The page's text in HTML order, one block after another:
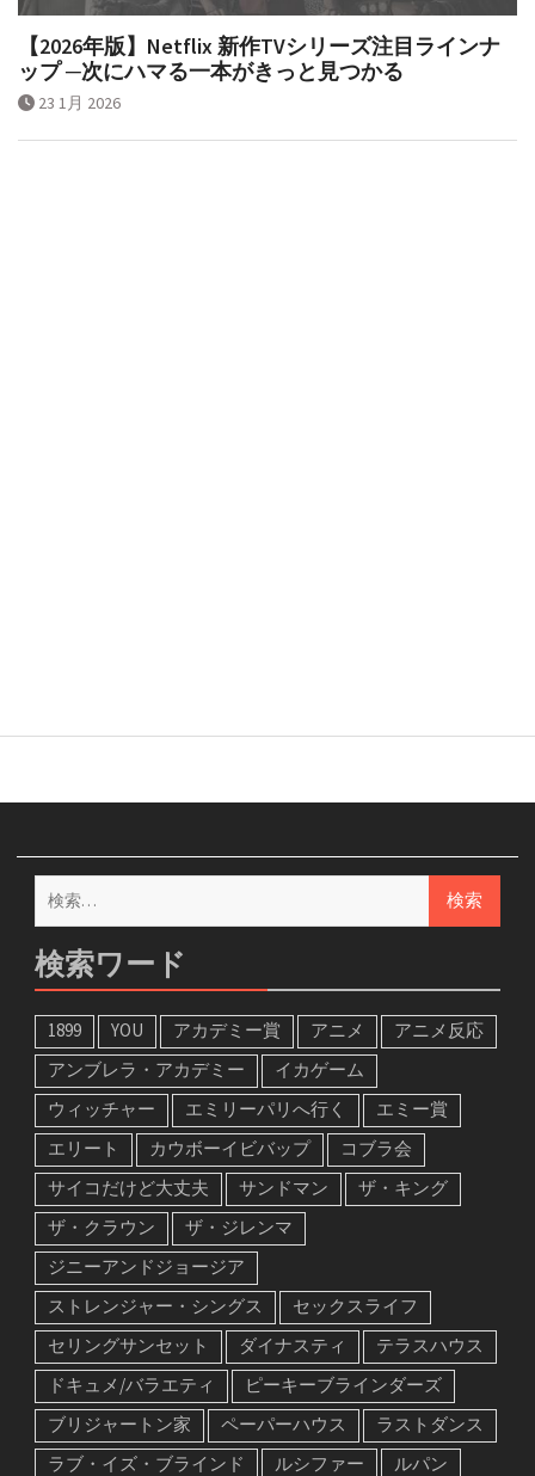
【2026年版】Netflix 新作TVシリーズ注目ラインナ
ップ ─次にハマる一本がきっと見つかる
23 1月 2026
検
索:
検索ワード
1899 YOU アカデミー賞 アニメ
アニメ反応
アンブレラ・アカデミー
イカゲーム
ウィッチャー
エミリーパリへ行く
エミー賞
エリート
カウボーイビバップ
コブラ会
サイコだけど大丈夫
サンドマン
ザ・キング
ザ・クラウン
ザ・ジレンマ
ジニーアンドジョージア
ストレンジャー・シングス
セックスライフ
セリングサンセット
ダイナスティ
テラスハウス
ドキュメ/バラエティ
ピーキーブラインダーズ
ブリジャートン家
ペーパーハウス
ラストダンス
ラブ・イズ・ブラインド
ルシファー
ルパン